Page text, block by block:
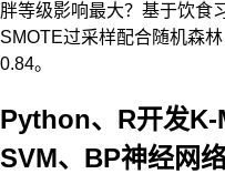
胖等级影响最大？基于饮食
SMOTE过采样配合随机森
0.84。
Python、R开发K-
SVM、BP神经网